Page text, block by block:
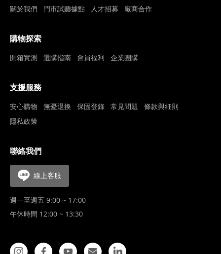
關於我們 門市試聽據點 人才招募 廠商合作
購物探索
開箱實測 選購指南 會員福利 企業團購
支援服務
安心購物 無憂退換 保固登錄 常見問題
條款與細則
隱私政策
聯絡我們
線上客服
週一至週五 9:00 ~ 17:00
午休時間 12:00 ~ 13:30